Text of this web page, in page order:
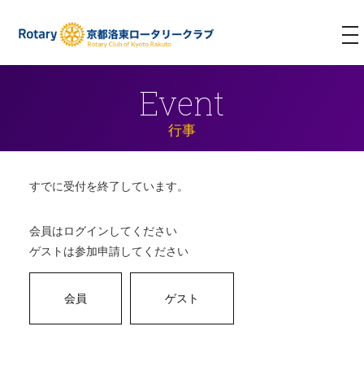
Event
行事
すでに受付を終了しています。
会員はログインしてください
ゲストは参加申請してください